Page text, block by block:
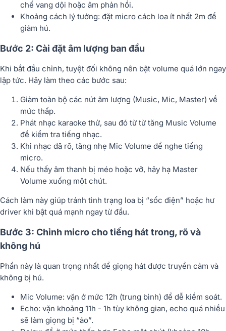
chế vang dội hoặc âm phản hồi.
Khoảng cách lý tưởng: đặt micro cách loa ít nhất 2m để
giảm hú.
Bước 2: Cài đặt âm lượng ban đầu
Khi bắt đầu chỉnh, tuyệt đối không nên bật volume quá lớn ngay
lập tức. Hãy làm theo các bước sau:
Giảm toàn bộ các nút âm lượng (Music, Mic, Master) về
mức thấp.
Phát nhạc karaoke thử, sau đó từ từ tăng Music Volume
để kiểm tra tiếng nhạc.
Khi nhạc đã rõ, tăng nhẹ Mic Volume để nghe tiếng
micro.
Nếu thấy âm thanh bị méo hoặc vỡ, hãy hạ Master
Volume xuống một chút.
Cách làm này giúp tránh tình trạng loa bị “sốc điện” hoặc hư
driver khi bật quá mạnh ngay từ đầu.
Bước 3: Chỉnh micro cho tiếng hát trong, rõ và
không hú
Phần này là quan trọng nhất để giọng hát được truyền cảm và
không bị hú.
Mic Volume: vặn ở mức 12h (trung bình) để dễ kiểm soát.
Echo: vặn khoảng 11h - 1h tùy không gian, echo quá nhiều
sẽ làm giọng bị “ảo”.